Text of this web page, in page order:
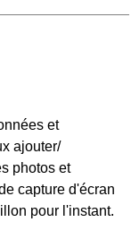
et
ajouter/
photos et
capture d'écran
pour l'instant.